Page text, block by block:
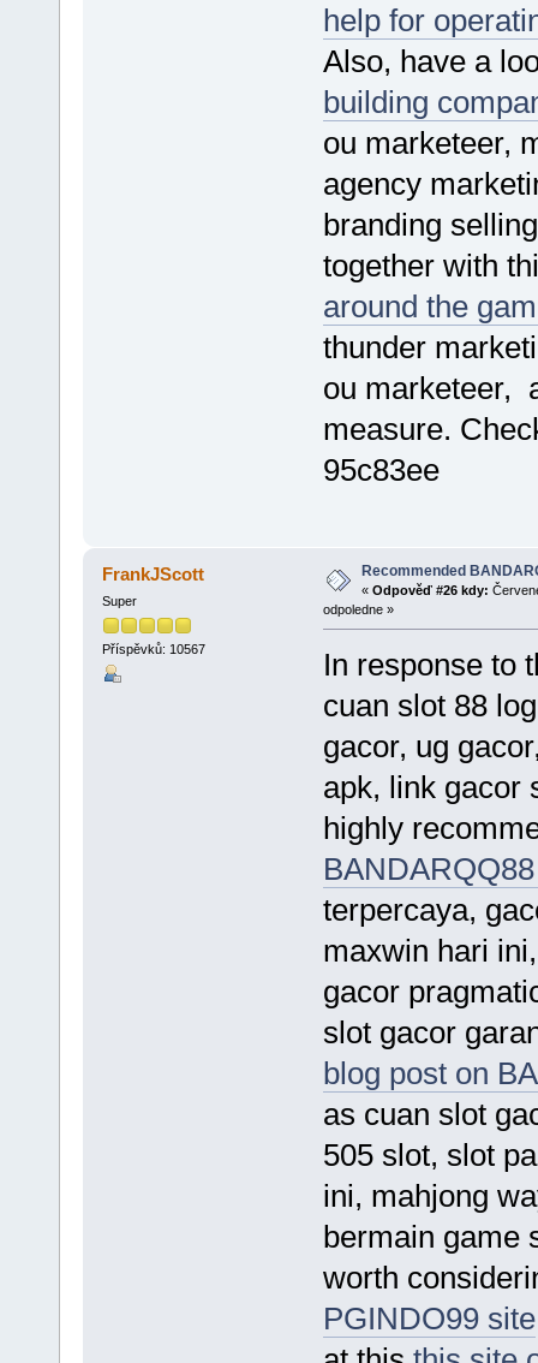
help for
Also, have a
building
ou marketeer,
agency
branding
together with
around the
thunder
ou marketeer,
measure.
95c83ee
FrankJScott
Super
Příspěvků: 10567
Recommended
« Odpověď #26 kdy:
odpoledne »
In response to
cuan slot 88
gacor, ug
apk, link gacor
highly
terpercaya,
maxwin hari
gacor
slot gacor
blog post on
as cuan slot
505 slot, slot
ini, mahjong
bermain game
worth
PGINDO99 site